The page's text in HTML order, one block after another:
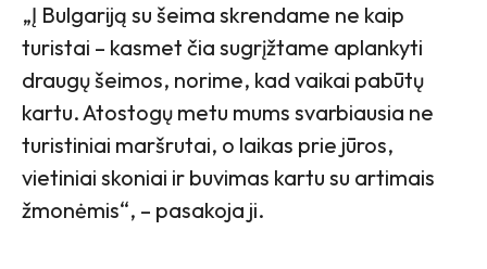
„Į Bulgariją su šeima skrendame ne kaip
turistai – kasmet čia sugrįžtame aplankyti
draugų šeimos, norime, kad vaikai pabūtų
kartu. Atostogų metu mums svarbiausia ne
turistiniai maršrutai, o laikas prie jūros,
vietiniai skoniai ir buvimas kartu su artimais
žmonėmis“, – pasakoja ji.